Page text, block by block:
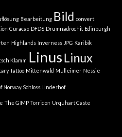
Bearbeitung Bild convert
Curacao DFDS Drumnadrochit Edinburgh
Highlands Inverness JPG Karibik
Klamm Linus Linux
Tattoo Mittenwald Mülleimer Nessie
Norway Schloss Linderhof
The GIMP Torridon Urquhart Caste